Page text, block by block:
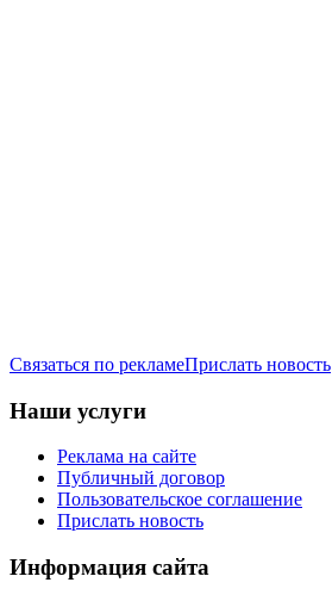
Связаться по рекламеПрислать новость
Наши услуги
Реклама на сайте
Публичный договор
Пользовательское соглашение
Прислать новость
Информация сайта